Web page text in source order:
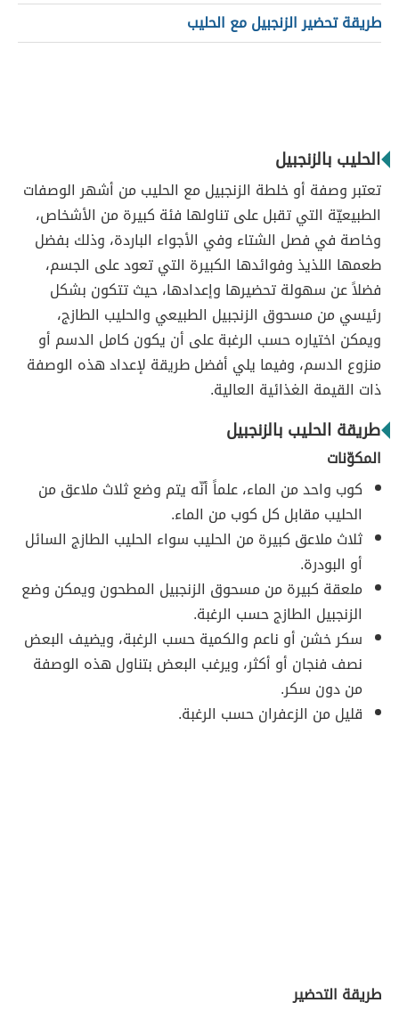
طريقة تحضير الزنجبيل مع الحليب
الحليب بالزنجبيل
تعتبر وصفة أو خلطة الزنجبيل مع الحليب من أشهر الوصفات
الطبيعيّة التي تقبل على تناولها فئة كبيرة من الأشخاص،
وخاصة في فصل الشتاء وفي الأجواء الباردة، وذلك بفضل
طعمها اللذيذ وفوائدها الكبيرة التي تعود على الجسم،
فضلاً عن سهولة تحضيرها وإعدادها، حيث تتكون بشكل
رئيسي من مسحوق الزنجبيل الطبيعي والحليب الطازج،
ويمكن اختياره حسب الرغبة على أن يكون كامل الدسم أو
منزوع الدسم، وفيما يلي أفضل طريقة لإعداد هذه الوصفة
ذات القيمة الغذائية العالية.
طريقة الحليب بالزنجبيل
المكوّنات
كوب واحد من الماء، علماً أنّه يتم وضع ثلاث ملاعق من
الحليب مقابل كل كوب من الماء.
ثلاث ملاعق كبيرة من الحليب سواء الحليب الطازج السائل
أو البودرة.
ملعقة كبيرة من مسحوق الزنجبيل المطحون ويمكن وضع
الزنجبيل الطازج حسب الرغبة.
سكر خشن أو ناعم والكمية حسب الرغبة، ويضيف البعض
نصف فنجان أو أكثر، ويرغب البعض بتناول هذه الوصفة
من دون سكر.
قليل من الزعفران حسب الرغبة.
طريقة التحضير